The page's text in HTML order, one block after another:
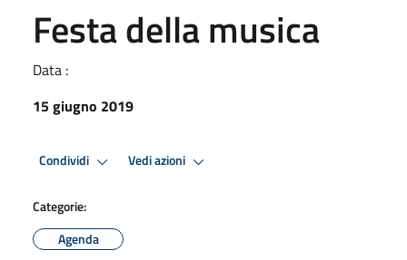
Festa della musica
Data :
15 giugno 2019
Condividi Vedi azioni
Categorie:
Agenda